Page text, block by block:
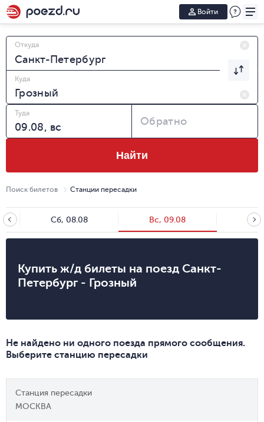
Войти
Откуда
Куда
Туда
Обратно
Найти
Поиск билетов Станции пересадки
Сб, 08.08 Вс, 09.08 Пн,
Купить ж/д билеты на поезд Санкт-
Петербург - Грозный
Не найдено ни одного поезда прямого сообщения.
Выберите станцию пересадки
Станция пересадки
МОСКВА